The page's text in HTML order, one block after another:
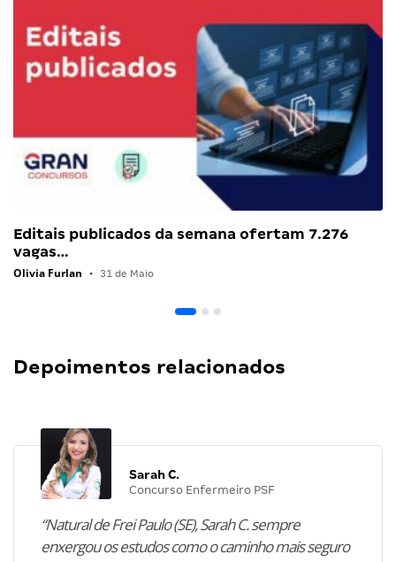
Editais publicados da semana ofertam 7.276
vagas…
Olivia Furlan • 31 de Maio
Depoimentos relacionados
Sarah C.
Concurso Enfermeiro PSF
“Natural de Frei Paulo (SE), Sarah C. sempre
enxergou os estudos como o caminho mais seguro